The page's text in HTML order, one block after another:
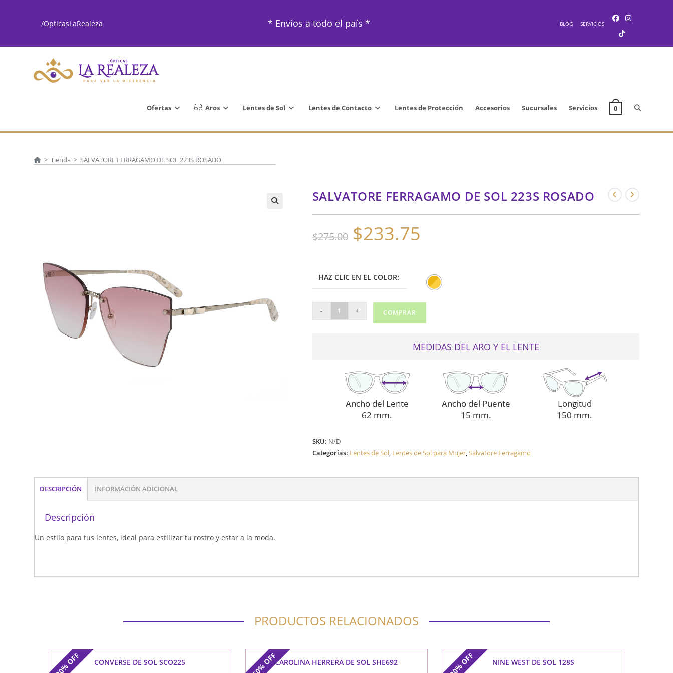
/OpticasLaRealeza * Envíos a todo el país * BLOG SERVICIOS
Ofertas Aros Lentes de Sol Lentes de Contacto Lentes de Protección Accesorios Sucursales Servicios 0 Alternar
la
> Tienda > SALVATORE FERRAGAMO DE SOL 223S ROSADO
SALVATORE FERRAGAMO DE SOL 223S ROSADO
$275.00
El
precio
original
$233.75
HAZ CLIC EN EL COLOR:
SALVATORE
FERRAGAMO
- + COMPRAR
MEDIDAS DEL ARO Y EL LENTE
Ancho del Lente
62 mm.
Ancho del Puente
15 mm.
Longitud
150 mm.
SKU: N/D
Categorías: Lentes de Sol, Lentes de Sol para Mujer,Salvatore Ferragamo
DESCRIPCIÓN INFORMACIÓN ADICIONAL
Descripción
Un estilo para tus lentes, ideal para estilizar tu rostro y estar a la moda.
PRODUCTOS RELACIONADOS
OFF CONVERSE DE SOL SCO225 OFFCAROLINA HERRERA DE SOL SHE692 OFF NINE WEST DE SOL 128S